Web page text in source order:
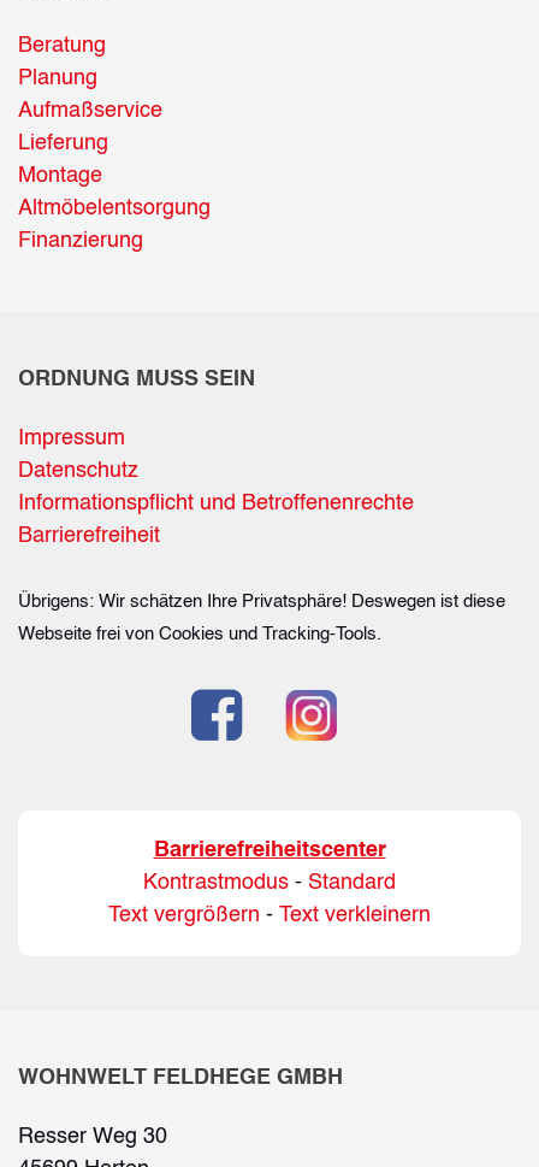
Beratung
Planung
Aufmaßservice
Lieferung
Montage
Altmöbelentsorgung
Finanzierung
ORDNUNG MUSS SEIN
Impressum
Datenschutz
Informationspflicht und Betroffenenrechte
Barrierefreiheit
Übrigens: Wir schätzen Ihre Privatsphäre! Deswegen ist diese
Webseite frei von Cookies und Tracking-Tools.
Barrierefreiheitscenter
Kontrastmodus - Standard
Text vergrößern - Text verkleinern
WOHNWELT FELDHEGE GMBH
Resser Weg 30